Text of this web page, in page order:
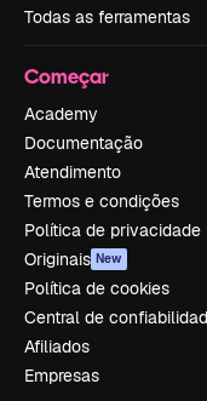
Todas as ferramentas
Começar
Academy
Documentação
Atendimento
Termos e condições
Política de privacidade
Originais New
Política de cookies
Central de
Afiliados
Empresas